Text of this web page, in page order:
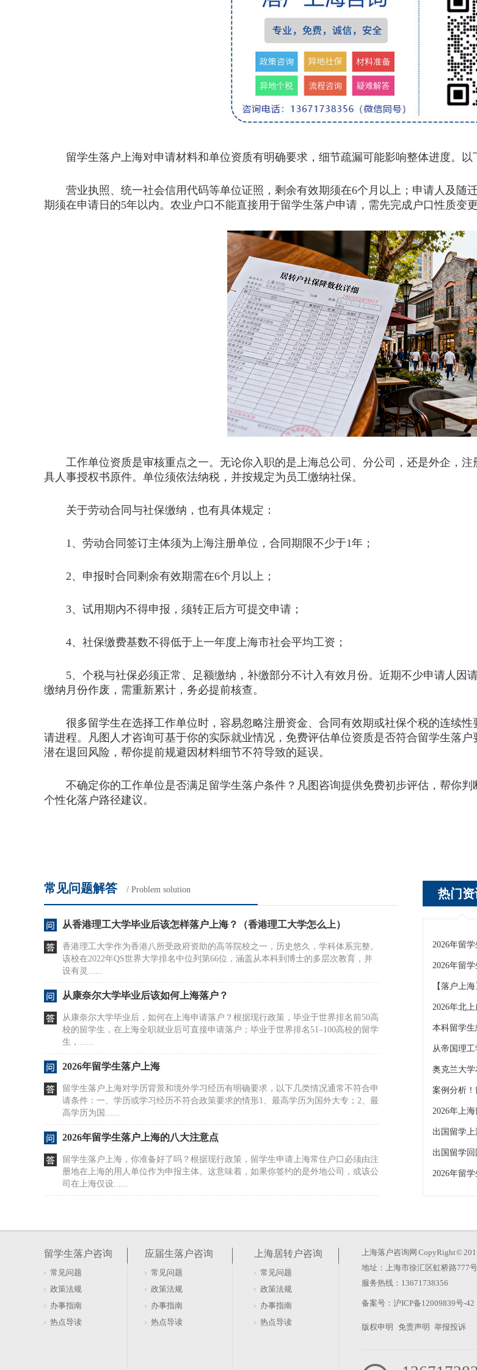
留学生落户上海对申请材料和单位资质有明确要求，细节疏漏可能影响整体进度。以
营业执照、统一社会信用代码等单位证照，剩余有效期须在6个月以上；申请人及随
期须在申请日的5年以内。农业户口不能直接用于留学生落户申请，需先完成户口性质变更
工作单位资质是审核重点之一。无论你入职的是上海总公司、分公司，还是外企，注
具人事授权书原件。单位须依法纳税，并按规定为员工缴纳社保。
关于劳动合同与社保缴纳，也有具体规定：
1、劳动合同签订主体须为上海注册单位，合同期限不少于1年；
2、申报时合同剩余有效期需在6个月以上；
3、试用期内不得申报，须转正后方可提交申请；
4、社保缴费基数不得低于上一年度上海市社会平均工资；
5、个税与社保必须正常、足额缴纳，补缴部分不计入有效月份。近期不少申请人因
缴纳月份作废，需重新累计，务必提前核查。
很多留学生在选择工作单位时，容易忽略注册资金、合同有效期或社保个税的连续性
请进程。凡图人才咨询可基于你的实际就业情况，免费评估单位资质是否符合留学生落
潜在退回风险，帮你提前规避因材料细节不符导致的延误。
不确定你的工作单位是否满足留学生落户条件？凡图咨询提供免费初步评估，帮你判
个性化落户路径建议。
常见问题解答 / Problem solution
从香港理工大学毕业后该怎样落户上海？（香港理工大学怎么上）
香港理工大学作为香港八所受政府资助的高等院校之一，历史悠久，学科体系完整。
该校在2022年QS世界大学排名中位列第66位，涵盖从本科到博士的多层次教育，并
设有灵......
从康奈尔大学毕业后该如何上海落户？
从康奈尔大学毕业后，如何在上海申请落户？根据现行政策，毕业于世界排名前50高
校的留学生，在上海全职就业后可直接申请落户；毕业于世界排名51–100高校的留学
生，......
2026年留学生落户上海
留学生落户上海对学历背景和境外学习经历有明确要求，以下几类情况通常不符合申
请条件：一、学历或学习经历不符合政策要求的情形1、最高学历为国外大专；2、最
高学历为国......
2026年留学生落户上海的八大注意点
留学生落户上海，你准备好了吗？根据现行政策，留学生申请上海常住户口必须由注
册地在上海的用人单位作为申报主体。这意味着，如果你签约的是外地公司，或该公
司在上海仅设......
伦敦国王学院毕业生如何申请上海落户？根据现行政策，毕业于世界排名前50高校的
在上......
纯干货！留学生学历认证办理攻略（留学生学历认证怎么办理）
学历认证是海外留学生回国发展的重要一步。由教育部留学服务中心出具的国（境）
试、求职就业......
热门资
2026年留
2026年留
【落户上
2026年北
从帝国理
奥克兰大学
2026年上
出国留学上
2026年留
留学生落户咨询
常见问题
政策法规
办事指南
热点导读
应届生落户咨询
常见问题
政策法规
办事指南
热点导读
上海居转户咨询
常见问题
政策法规
办事指南
热点导读
上海落户咨询网 CopyRight ©
地址：上海市徐汇区虹桥路777
服务热线：13671738356
备案号： 沪ICP备12009839号-42
版权申明 免责声明 举报投诉